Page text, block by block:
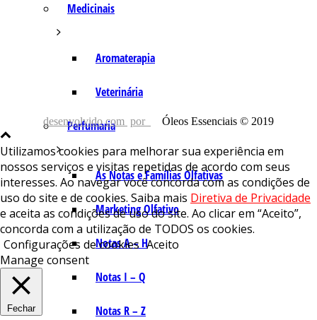
Medicinais
Aromaterapia
Veterinária
Perfumaria
As Notas e Famílias Olfativas
Marketing Olfativo
Notas A – H
Notas I – Q
Notas R – Z
desenvolvido com por Óleos Essenciais © 2019
Utilizamos cookies para melhorar sua experiência em
nossos serviços e visitas repetidas de acordo com seus
interesses. Ao navegar você concorda com as condições de
uso do site e de cookies. Saiba mais Diretiva de Privacidade
e aceita as condições de uso do site. Ao clicar em “Aceito”,
concorda com a utilização de TODOS os cookies.
Configurações de cookies Aceito
Manage consent
Fechar